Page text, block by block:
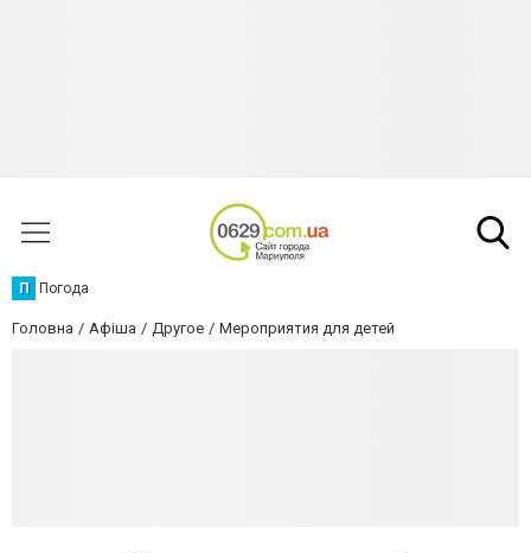
П Погода
Головна Афіша Другое Мероприятия для детей